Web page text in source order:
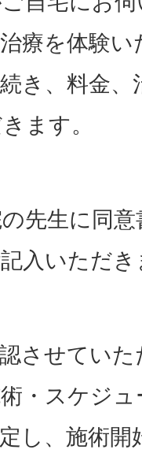
療を体験
き、料金、
ます。
先生に同
入いただ
させてい
・スケジ
し、施術開